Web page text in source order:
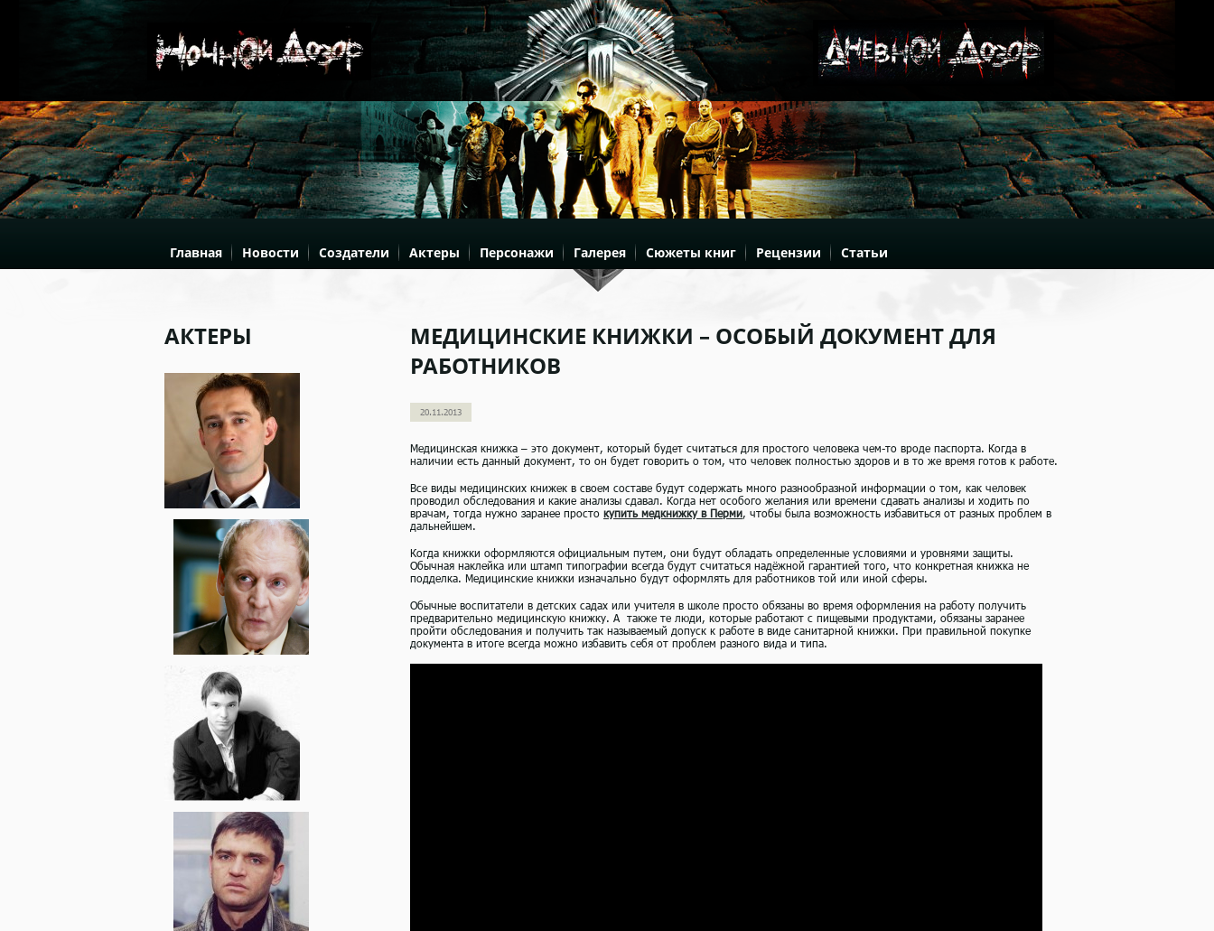
Главная Новости Создатели Актеры Персонажи Галерея Сюжеты книг Рецензии Статьи
АКТЕРЫ
МЕДИЦИНСКИЕ КНИЖКИ – ОСОБЫЙ ДОКУМЕНТ ДЛЯ
РАБОТНИКОВ
20.11.2013
Медицинская книжка – это документ, который будет считаться для простого человека чем-то вроде паспорта. Когда в
наличии есть данный документ, то он будет говорить о том, что человек полностью здоров и в то же время готов к работе.
Все виды медицинских книжек в своем составе будут содержать много разнообразной информации о том, как человек
проводил обследования и какие анализы сдавал. Когда нет особого желания или времени сдавать анализы и ходить по
врачам, тогда нужно заранее просто купить медкнижку в Перми, чтобы была возможность избавиться от разных проблем в
дальнейшем.
Когда книжки оформляются официальным путем, они будут обладать определенные условиями и уровнями защиты.
Обычная наклейка или штамп типографии всегда будут считаться надёжной гарантией того, что конкретная книжка не
подделка. Медицинские книжки изначально будут оформлять для работников той или иной сферы.
Обычные воспитатели в детских садах или учителя в школе просто обязаны во время оформления на работу получить
предварительно медицинскую книжку. А также те люди, которые работают с пищевыми продуктами, обязаны заранее
пройти обследования и получить так называемый допуск к работе в виде санитарной книжки. При правильной покупке
документа в итоге всегда можно избавить себя от проблем разного вида и типа.